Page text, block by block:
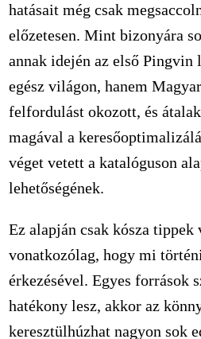
hatásait még csak
előzetesen. Mint bizonyára
annak idején az első Pingvin
egész világon, hanem
felfordulást okozott, és
magával a
véget vetett a katalóguson
lehetőségének.
Ez alapján csak kósza tippek
vonatkozólag, hogy mi
érkezésével. Egyes források
hatékony lesz, akkor az
keresztülhúzhat nagyon sok